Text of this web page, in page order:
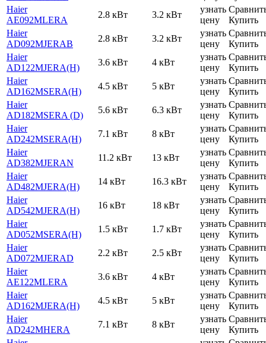
Haier
AE092MLERA
2.8 кВт 3.2 кВт
узнать
цену
Купить
Haier
AD092MJERAB
2.8 кВт 3.2 кВт
узнать
цену
Купить
Haier
AD122MJERA(H)
3.6 кВт 4 кВт
узнать
цену
Купить
Haier
AD162MSERA(H)
4.5 кВт 5 кВт
узнать
цену
Купить
Haier
AD182MSERA (D)
5.6 кВт 6.3 кВт
узнать
цену
Купить
Haier
AD242MSERA(H)
7.1 кВт 8 кВт
узнать
цену
Купить
Haier
AD382MJERAN
11.2 кВт 13 кВт
узнать
цену
Купить
Haier
AD482MJERA(H)
14 кВт 16.3 кВт
узнать
цену
Купить
Haier
AD542MJERA(H)
16 кВт 18 кВт
узнать
цену
Купить
Haier
AD052MSERA(H)
1.5 кВт 1.7 кВт
узнать
цену
Купить
Haier
AD072MJERAD
2.2 кВт 2.5 кВт
узнать
цену
Купить
Haier
AE122MLERA
3.6 кВт 4 кВт
узнать
цену
Купить
Haier
AD162MJERA(H)
4.5 кВт 5 кВт
узнать
цену
Купить
Haier
AD242MHERA
7.1 кВт 8 кВт
узнать
цену
Купить